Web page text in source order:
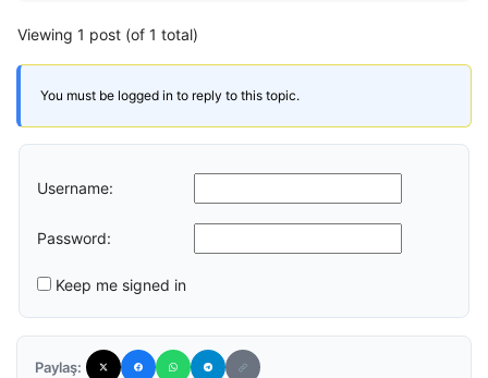
Viewing 1 post (of 1 total)
You must be logged in to reply to this topic.
Username:
Password:
Keep me signed in
Paylaş: